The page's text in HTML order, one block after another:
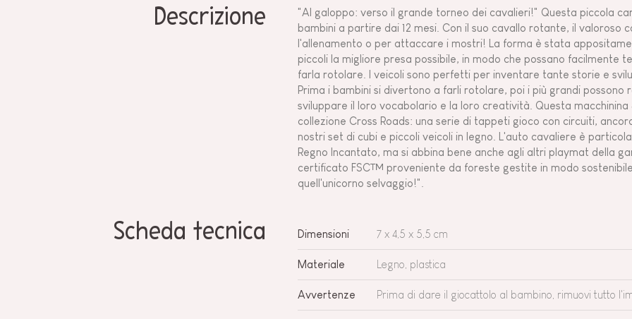
Descrizione
"Al galoppo: verso il grande torneo dei cavalieri!" Questa piccola
bambini a partire dai 12 mesi. Con il suo cavallo rotante, il valoroso
l'allenamento o per attaccare i mostri! La forma è stata
piccoli la migliore presa possibile, in modo che possano facilmente
farla rotolare. I veicoli sono perfetti per inventare tante storie e
Prima i bambini si divertono a farli rotolare, poi i più grandi
sviluppare il loro vocabolario e la loro creatività. Questa
collezione Cross Roads: una serie di tappeti gioco con circuiti,
nostri set di cubi e piccoli veicoli in legno. L'auto cavaliere è
Regno Incantato, ma si abbina bene anche agli altri playmat della
certificato FSC™ proveniente da foreste gestite in modo
quell'unicorno selvaggio!".
Scheda tecnica Dimensioni 7 x 4,5 x 5,5 cm
Materiale Legno, plastica
Avvertenze Prima di dare il giocattolo al bambino, rimuovi tutto